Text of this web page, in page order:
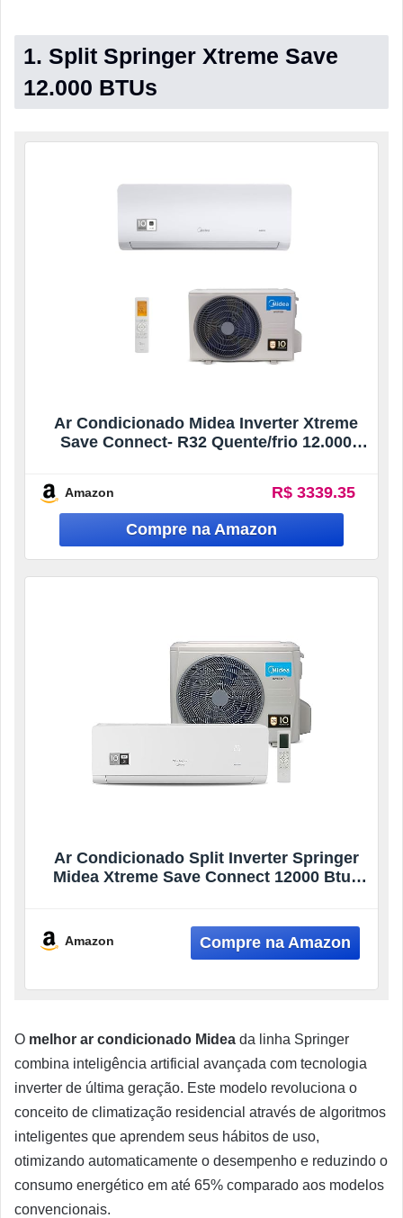
1. Split Springer Xtreme Save
12.000 BTUs
Ar Condicionado Midea Inverter Xtreme
Save Connect- R32 Quente/frio 12.000
Amazon R$ 3339.35
Ar Condicionado Split Inverter Springer
Midea Xtreme Save Connect 12000 Btus
Amazon
O melhor ar condicionado Midea da linha Springer
combina inteligência artificial avançada com tecnologia
inverter de última geração. Este modelo revoluciona o
conceito de climatização residencial através de algoritmos
inteligentes que aprendem seus hábitos de uso,
otimizando automaticamente o desempenho e reduzindo o
consumo energético em até 65% comparado aos modelos
convencionais.